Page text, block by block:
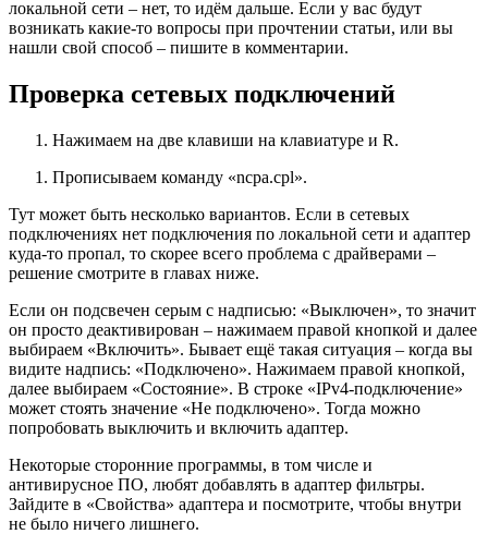
локальной сети – нет, то идём дальше. Если у вас будут
возникать какие-то вопросы при прочтении статьи, или вы
нашли свой способ – пишите в комментарии.
Проверка сетевых подключений
Нажимаем на две клавиши на клавиатуре и R.
Прописываем команду «ncpa.cpl».
Тут может быть несколько вариантов. Если в сетевых
подключениях нет подключения по локальной сети и адаптер
куда-то пропал, то скорее всего проблема с драйверами –
решение смотрите в главах ниже.
Если он подсвечен серым с надписью: «Выключен», то значит
он просто деактивирован – нажимаем правой кнопкой и далее
выбираем «Включить». Бывает ещё такая ситуация – когда вы
видите надпись: «Подключено». Нажимаем правой кнопкой,
далее выбираем «Состояние». В строке «IPv4-подключение»
может стоять значение «Не подключено». Тогда можно
попробовать выключить и включить адаптер.
Некоторые сторонние программы, в том числе и
антивирусное ПО, любят добавлять в адаптер фильтры.
Зайдите в «Свойства» адаптера и посмотрите, чтобы внутри
не было ничего лишнего.